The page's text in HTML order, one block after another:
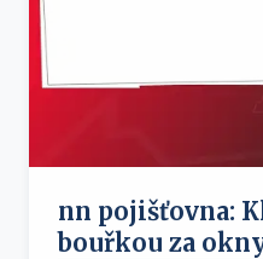
nn pojišťovna:
bouřkou za